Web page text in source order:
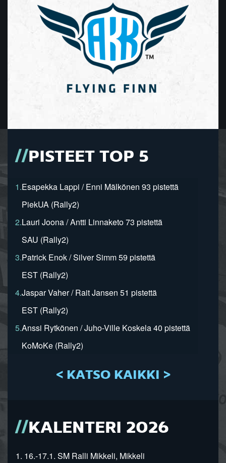
PISTEET TOP 5
1.Esapekka Lappi / Enni Mälkönen 93 pistettä
PiekUA (Rally2)
2.Lauri Joona / Antti Linnaketo 73 pistettä
SAU (Rally2)
3.Patrick Enok / Silver Simm 59 pistettä
EST (Rally2)
4.Jaspar Vaher / Rait Jansen 51 pistettä
EST (Rally2)
5.Anssi Rytkönen / Juho-Ville Koskela 40 pistettä
KoMoKe (Rally2)
< KATSO KAIKKI >
KALENTERI 2026
1. 16.-17.1. SM Ralli Mikkeli, Mikkeli